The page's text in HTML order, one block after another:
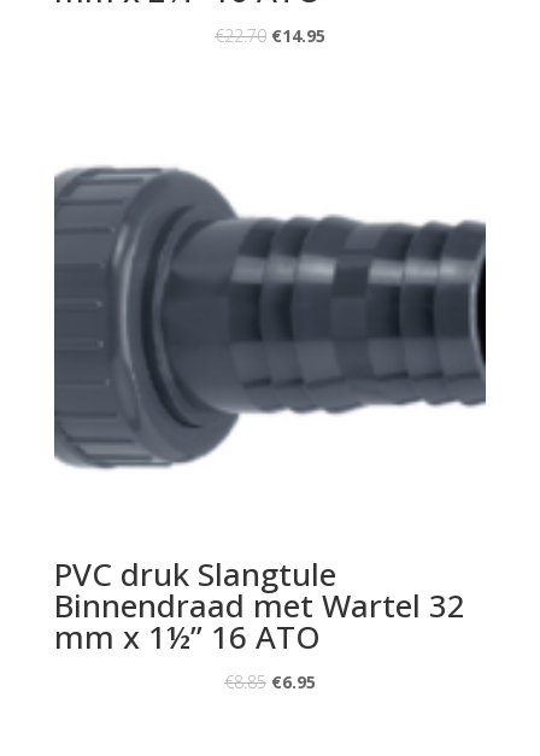
€22.70 €14.95
PVC druk Slangtule
Binnendraad met Wartel 32
mm x 1½” 16 ATO
€8.85 €6.95